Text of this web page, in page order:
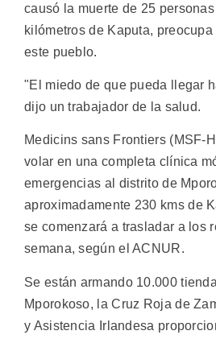
causó la muerte de 25
kilómetros de Kaputa,
este pueblo.
"El miedo de que pueda llegar
dijo un trabajador de la salud.
Medicins sans Frontiers (MSF-
volar en una completa clínica
emergencias al distrito de
aproximadamente 230 kms de
se comenzará a trasladar a los
semana, según el ACNUR.
Se están armando 10.000
Mporokoso, la Cruz Roja de
y Asistencia Irlandesa